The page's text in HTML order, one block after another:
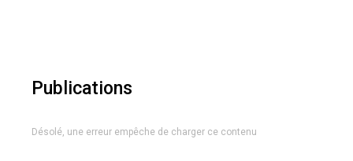
Publications
Désolé, une erreur empêche de charger ce contenu